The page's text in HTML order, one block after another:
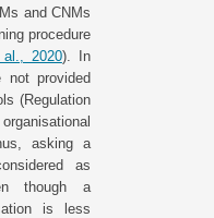
and CNMs
procedure
2020). In
not provided
(Regulation
asking a
as
though a
is less